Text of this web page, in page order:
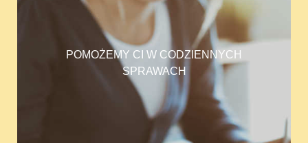
POMOŻEMY CI W CODZIENNYCH
SPRAWACH